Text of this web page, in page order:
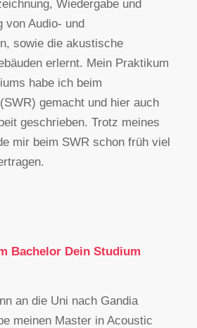
Wiedergabe und
von Audio- und
sowie die akustische
erlernt. Mein Praktikum
habe ich beim
gemacht und hier auch
geschrieben. Trotz meines
mir beim SWR schon früh viel
Bachelor Dein Studium
an die Uni nach Gandia
meinen Master in Acoustic